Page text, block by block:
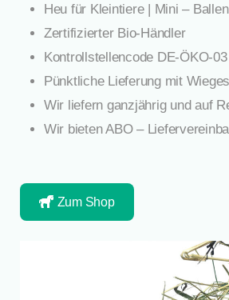
Heu für Kleintiere | Mini – Ballen
Zertifizierter Bio-Händler
Kontrollstellencode DE-ÖKO-03
Pünktliche Lieferung mit
Wir liefern ganzjährig und auf
Wir bieten ABO –
Zum Shop